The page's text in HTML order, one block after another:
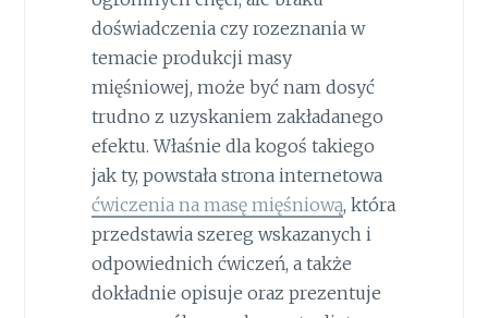
doświadczenia czy rozeznania w
temacie produkcji masy
mięśniowej, może być nam dosyć
trudno z uzyskaniem zakładanego
efektu. Właśnie dla kogoś takiego
jak ty, powstała strona internetowa
ćwiczenia na masę mięśniową, która
przedstawia szereg wskazanych i
odpowiednich ćwiczeń, a także
dokładnie opisuje oraz prezentuje